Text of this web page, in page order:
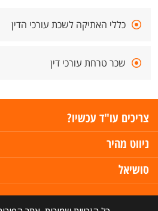
כללי האתיקה לשכת עורכי הדין
שכר טרחת עורכי דין
צריכים עו"ד עכשיו?
ניווט מהיר
סושיאל